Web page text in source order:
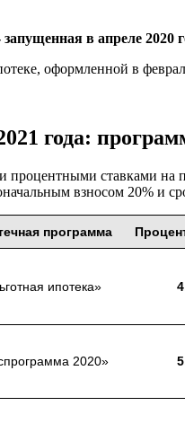
в апреле 2020
оформленной в
года:
процентными ставками на
взносом 20% и
программа
ипотека»
2020»